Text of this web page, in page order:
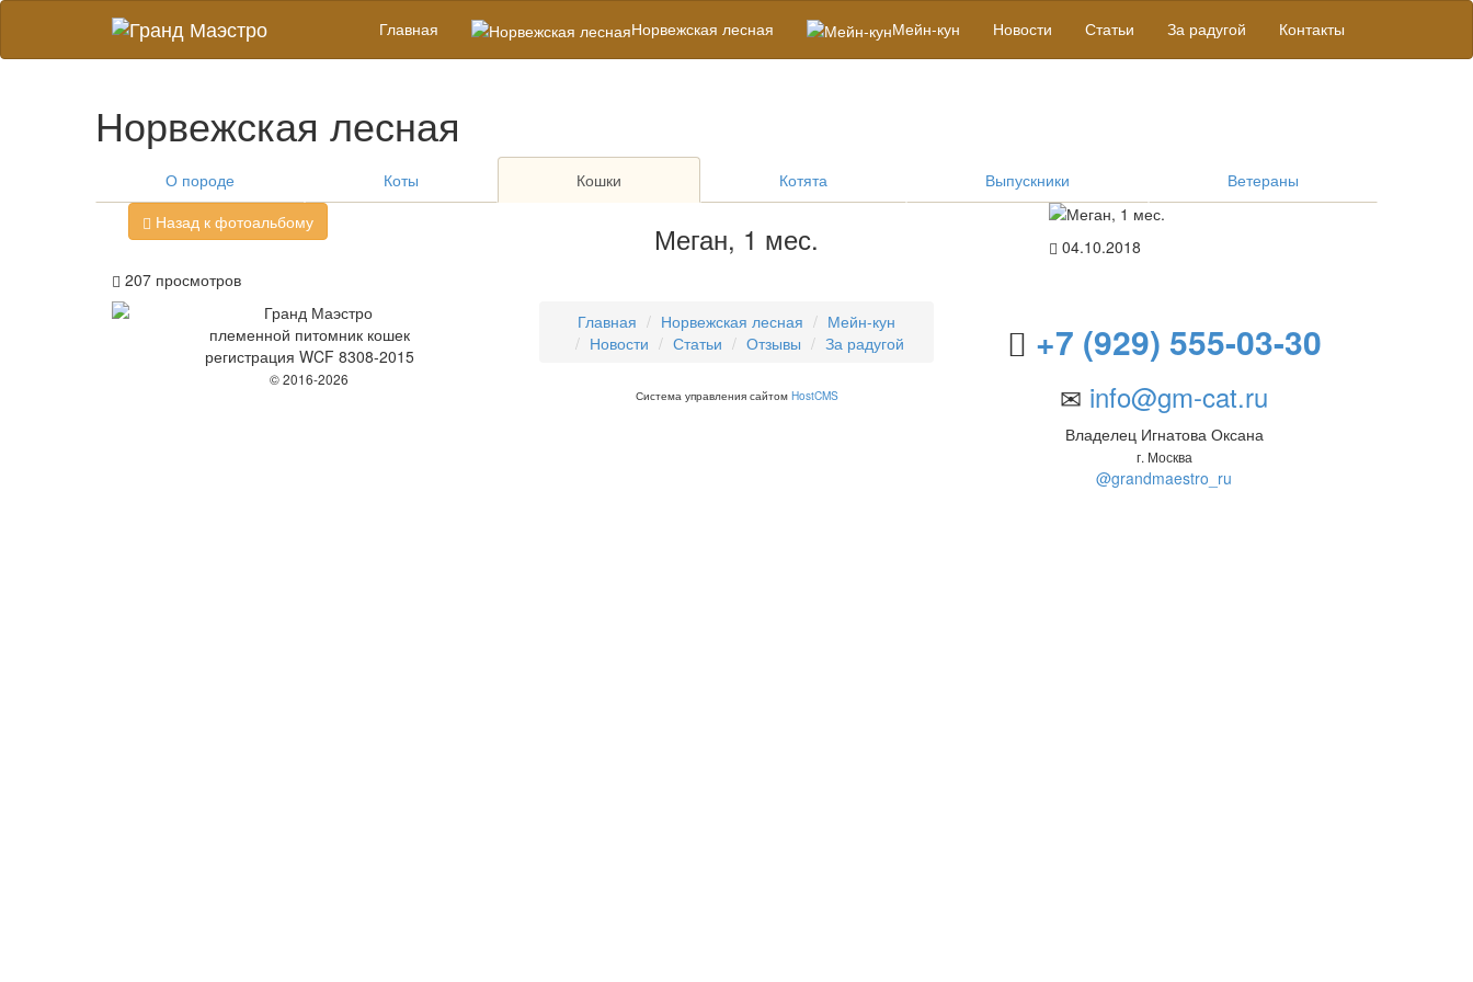
Главная Норвежская лесная Мейн-кун Новости Статьи За радугой Контакты
Норвежская лесная
О породе Коты Кошки Котята Выпускники
Ветераны
Назад к фотоальбому
Меган, 1 мес.
04.10.2018
207 просмотров
племенной питомник кошек
регистрация WCF 8308-2015
© 2016-2026
+7 (929) 555-03-30
info@gm-cat.ru
Владелец Игнатова Оксана
г. Москва
@grandmaestro_ru
Главная Норвежская лесная
Мейн-кун
Новости
Статьи Отзывы За радугой
Система управления сайтом HostCMS